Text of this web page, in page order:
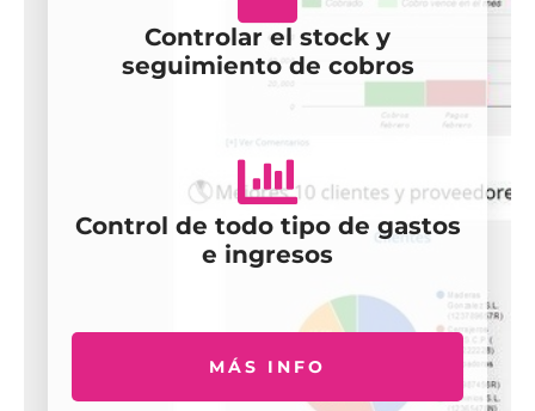
Controlar el stock y
seguimiento de cobros
Control de todo tipo de gastos
e ingresos
MÁS INFO